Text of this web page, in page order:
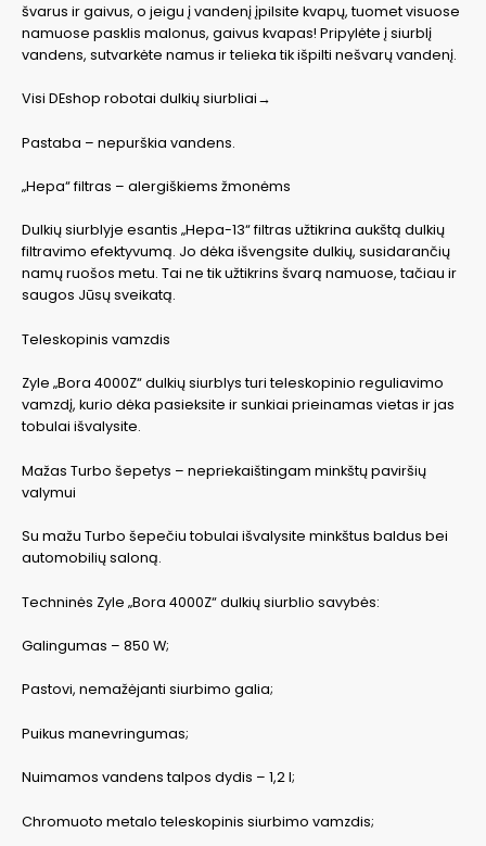
švarus ir gaivus, o jeigu į vandenį įpilsite kvapų, tuomet visuose
namuose pasklis malonus, gaivus kvapas! Pripylėte į siurblį
vandens, sutvarkėte namus ir telieka tik išpilti nešvarų vandenį.
Visi DEshop robotai dulkių siurbliai→
Pastaba – nepurškia vandens.
„Hepa“ filtras – alergiškiems žmonėms
Dulkių siurblyje esantis „Hepa-13“ filtras užtikrina aukštą dulkių
filtravimo efektyvumą. Jo dėka išvengsite dulkių, susidarančių
namų ruošos metu. Tai ne tik užtikrins švarą namuose, tačiau ir
saugos Jūsų sveikatą.
Teleskopinis vamzdis
Zyle „Bora 4000Z“ dulkių siurblys turi teleskopinio reguliavimo
vamzdį, kurio dėka pasieksite ir sunkiai prieinamas vietas ir jas
tobulai išvalysite.
Mažas Turbo šepetys – nepriekaištingam minkštų paviršių
valymui
Su mažu Turbo šepečiu tobulai išvalysite minkštus baldus bei
automobilių saloną.
Techninės Zyle „Bora 4000Z“ dulkių siurblio savybės:
Galingumas – 850 W;
Pastovi, nemažėjanti siurbimo galia;
Puikus manevringumas;
Nuimamos vandens talpos dydis – 1,2 l;
Chromuoto metalo teleskopinis siurbimo vamzdis;